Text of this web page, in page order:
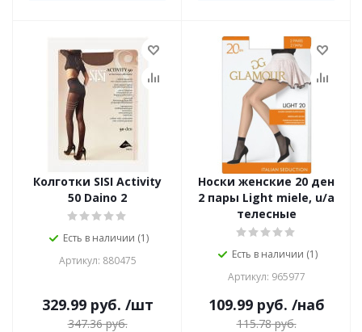
Колготки SISI Activity
50 Daino 2
Есть в наличии (1)
Артикул: 880475
329.99руб. /шт
347.36руб.
Носки женские 20 ден
2 пары Light miele, u/a
телесные
Есть в наличии (1)
Артикул: 965977
109.99руб. /наб
115.78руб.